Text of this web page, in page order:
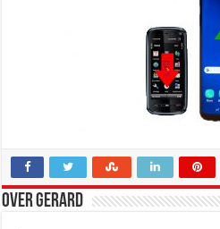
Over Gerard